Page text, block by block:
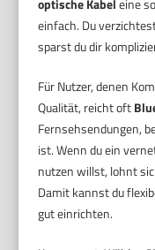
einfach. Du
sparst du dir
Für Nutzer, denen
Qualität, reicht oft
Fernsehsendungen,
ist. Wenn du ein
nutzen willst, lohnt
Damit kannst du
gut einrichten.